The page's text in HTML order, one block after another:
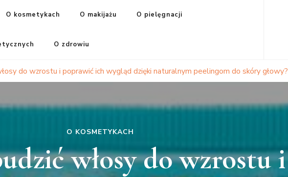
O kosmetykach O makijażu O pielęgnacji
O zdrowiu
do wzrostu i poprawić ich wygląd dzięki naturalnym peelingom do skóry głowy?
O KOSMETYKACH
włosy do wzrostu i